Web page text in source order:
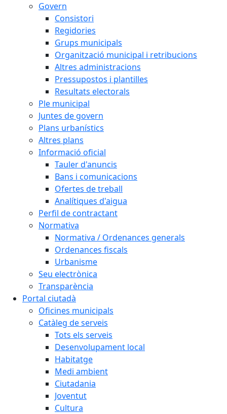
Govern
Consistori
Regidories
Grups municipals
Organització municipal i retribucions
Altres administracions
Pressupostos i plantilles
Resultats electorals
Ple municipal
Juntes de govern
Plans urbanístics
Altres plans
Informació oficial
Tauler d'anuncis
Bans i comunicacions
Ofertes de treball
Analítiques d'aigua
Perfil de contractant
Normativa
Normativa / Ordenances generals
Ordenances fiscals
Urbanisme
Seu electrònica
Transparència
Portal ciutadà
Oficines municipals
Catàleg de serveis
Tots els serveis
Desenvolupament local
Habitatge
Medi ambient
Ciutadania
Joventut
Cultura